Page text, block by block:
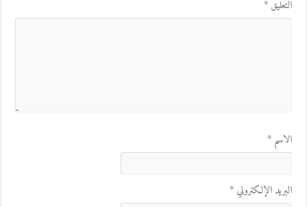
التعليق*
الاسم*
البريد الإلكتروني*